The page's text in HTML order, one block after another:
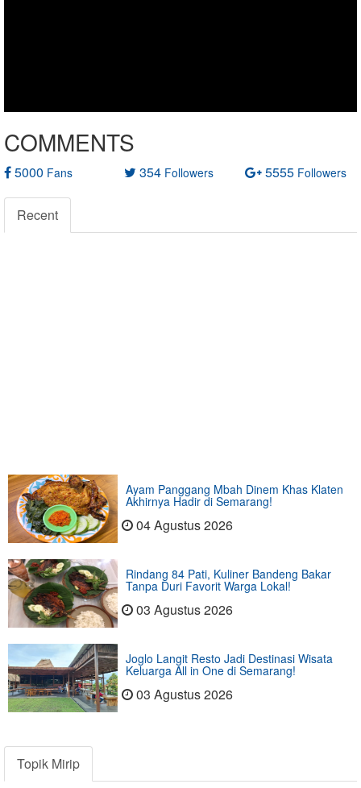
COMMENTS
5000 Fans 354 Followers 5555 Followers
Recent
Ayam Panggang Mbah Dinem Khas Klaten
Akhirnya Hadir di Semarang!
04 Agustus 2026
Rindang 84 Pati, Kuliner Bandeng Bakar
Tanpa Duri Favorit Warga Lokal!
03 Agustus 2026
Joglo Langit Resto Jadi Destinasi Wisata
Keluarga All in One di Semarang!
03 Agustus 2026
Topik Mirip